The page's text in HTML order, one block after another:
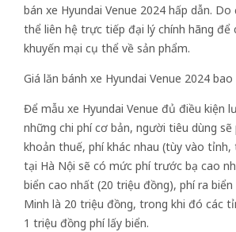
bán xe Hyundai Venue 2024 hấp dẫn.
thể liên hệ trực tiếp đại lý chính hãng
khuyến mại cụ thể về sản phẩm.
Giá lăn bánh xe Hyundai Venue 2024 bao
Để mẫu xe Hyundai Venue đủ điều kiện
những chi phí cơ bản, người tiêu dùng sẽ
khoản thuế, phí khác nhau (tùy vào
tại Hà Nội sẽ có mức phí trước bạ cao
biển cao nhất (20 triệu đồng), phí ra biển
Minh là 20 triệu đồng, trong khi đó các
1 triệu đồng phí lấy biển.